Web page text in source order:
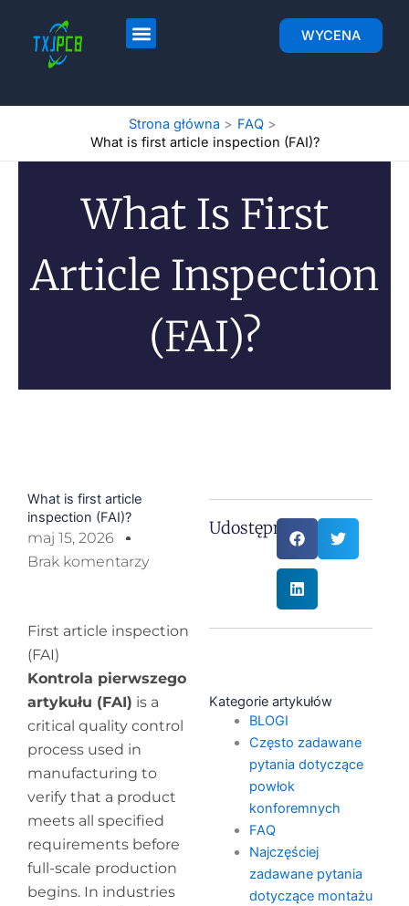
WYCENA
Strona główna
FAQ
What is first article inspection (FAI)?
What Is First
Article Inspection
(FAI)?
What is first article
inspection (FAI)?
maj 15, 2026
Brak komentarzy
First article inspection
(FAI)
Kontrola pierwszego
artykułu (FAI) is a
critical quality control
process used in
manufacturing to
verify that a product
meets all specified
requirements before
full-scale production
begins. In industries
Udostępnij:
Kategorie artykułów
BLOGI
Często zadawane
pytania dotyczące
powłok
konforemnych
FAQ
Najczęściej
zadawane pytania
dotyczące montażu